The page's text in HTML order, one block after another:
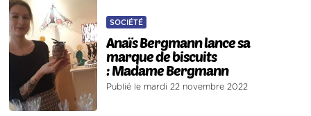
SOCIÉTÉ
Anaïs Bergmann lance sa
marque de biscuits
: Madame Bergmann
Publié le mardi 22 novembre 2022